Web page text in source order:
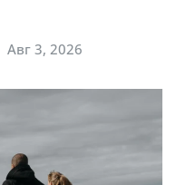
Авг 3, 2026